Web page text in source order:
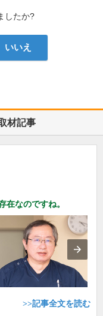
したか?
いいえ
材記事
なのですね。
>>記事全文を読む